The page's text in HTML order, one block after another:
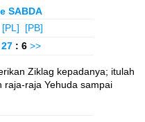
SABDA
[PL]
[PB]
27 : 6 >>
Ziklag kepadanya; itulah
raja-raja Yehuda sampai